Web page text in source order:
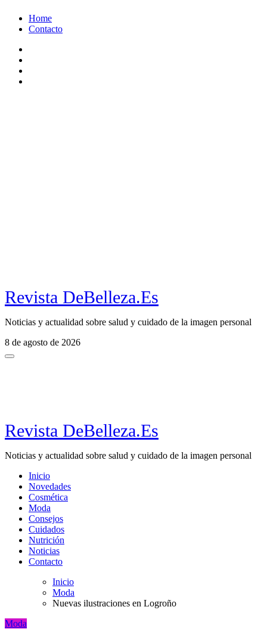
Home
Contacto
Revista DeBelleza.Es
Noticias y actualidad sobre salud y cuidado de la imagen personal
8 de agosto de 2026
Revista DeBelleza.Es
Noticias y actualidad sobre salud y cuidado de la imagen personal
Inicio
Novedades
Cosmética
Moda
Consejos
Cuidados
Nutrición
Noticias
Contacto
Inicio
Moda
Nuevas ilustraciones en Logroño
Moda